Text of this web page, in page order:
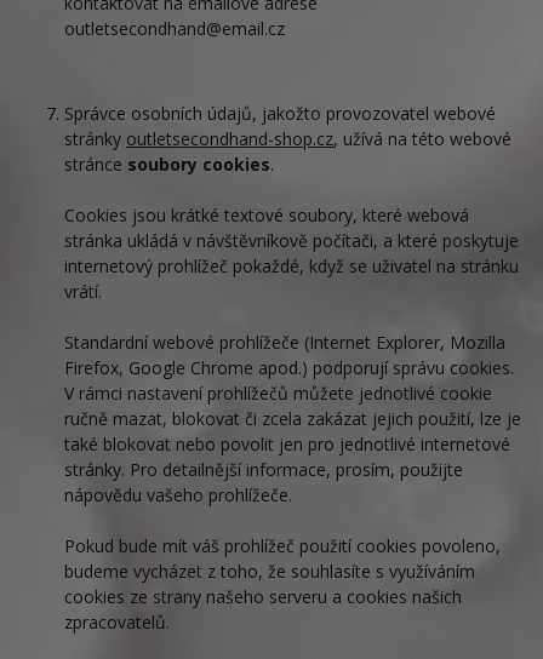
outletsecondhand@email.cz
Správce osobních údajů, jakožto provozovatel webové
stránky outletsecondhand-shop.cz, užívá na této webové
stránce soubory cookies.
Cookies jsou krátké textové soubory, které webová
stránka ukládá v návštěvníkově počítači, a které poskytuje
internetový prohlížeč pokaždé, když se uživatel na stránku
vrátí.
Standardní webové prohlížeče (Internet Explorer, Mozilla
Firefox, Google Chrome apod.) podporují správu cookies.
V rámci nastavení prohlížečů můžete jednotlivé cookie
ručně mazat, blokovat či zcela zakázat jejich použití, lze je
také blokovat nebo povolit jen pro jednotlivé internetové
stránky. Pro detailnější informace, prosím, použijte
nápovědu vašeho prohlížeče.
Pokud bude mít váš prohlížeč použití cookies povoleno,
budeme vycházet z toho, že souhlasíte s využíváním
cookies ze strany našeho serveru a cookies našich
zpracovatelů.